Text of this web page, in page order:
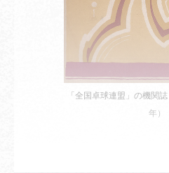
「全国卓球連盟」の機関
年）